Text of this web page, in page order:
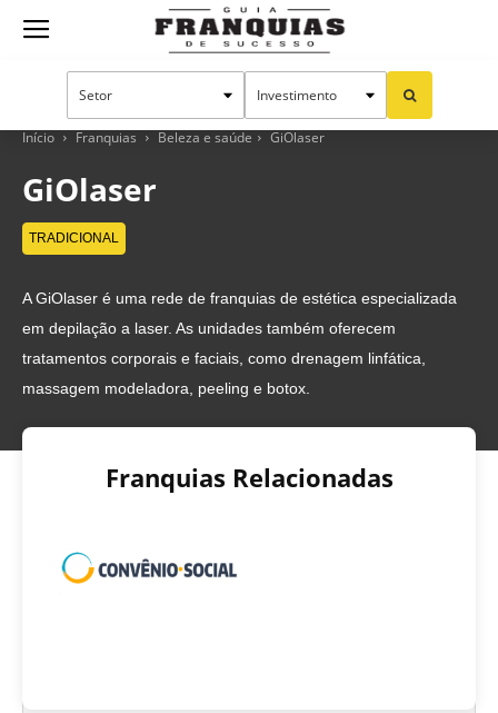
Guia
Franquias
Sucesso
Início Franquias Beleza e saúde GiOlaser
GiOlaser
TRADICIONAL
A GiOlaser é uma rede de franquias de estética especializada
em depilação a laser. As unidades também oferecem
tratamentos corporais e faciais, como drenagem linfática,
massagem modeladora, peeling e botox.
Franquias Relacionadas